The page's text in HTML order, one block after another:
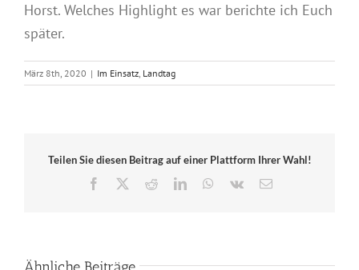
Horst. Welches Highlight es war berichte ich Euch
später.
März 8th, 2020 | Im Einsatz, Landtag
Teilen Sie diesen Beitrag auf einer Plattform Ihrer Wahl!
Facebook
RedditLinkedInWhatsApp
Vk
E-